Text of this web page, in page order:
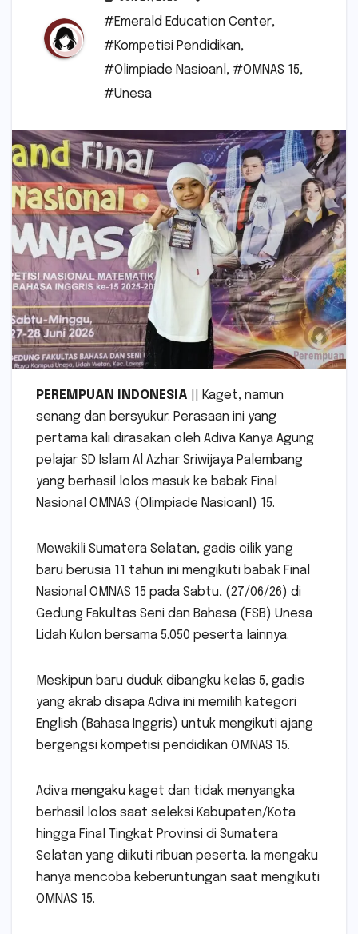
#Emerald Education Center,
#Kompetisi Pendidikan,
#Olimpiade Nasioanl , #OMNAS 15,
#Unesa
PEREMPUAN INDONESIA || Kaget, namun
senang dan bersyukur. Perasaan ini yang
pertama kali dirasakan oleh Adiva Kanya Agung
pelajar SD Islam Al Azhar Sriwijaya Palembang
yang berhasil lolos masuk ke babak Final
Nasional OMNAS (Olimpiade Nasioanl) 15.
Mewakili Sumatera Selatan, gadis cilik yang
baru berusia 11 tahun ini mengikuti babak Final
Nasional OMNAS 15 pada Sabtu, (27/06/26) di
Gedung Fakultas Seni dan Bahasa (FSB) Unesa
Lidah Kulon bersama 5.050 peserta lainnya.
Meskipun baru duduk dibangku kelas 5, gadis
yang akrab disapa Adiva ini memilih kategori
English (Bahasa Inggris) untuk mengikuti ajang
bergengsi kompetisi pendidikan OMNAS 15.
Adiva mengaku kaget dan tidak menyangka
berhasil lolos saat seleksi Kabupaten/Kota
hingga Final Tingkat Provinsi di Sumatera
Selatan yang diikuti ribuan peserta. Ia mengaku
hanya mencoba keberuntungan saat mengikuti
OMNAS 15.